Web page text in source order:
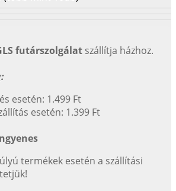
futárszolgálat szállítja házhoz.
esetén: 1.499 Ft
esetén: 1.399 Ft
termékek esetén a szállítási